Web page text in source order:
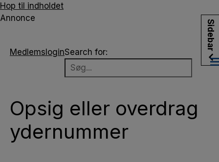
Hop til indholdet
Annonce
MedlemsloginSearch for:
Opsig eller overdrag
ydernummer
Sidebar
Sidebar